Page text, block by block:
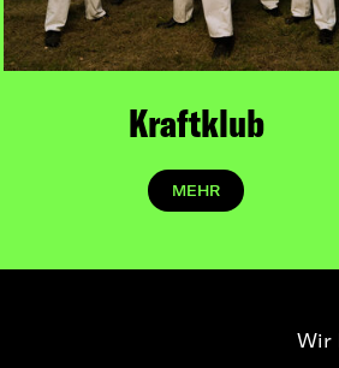
Kraftklub
MEHR
Wir